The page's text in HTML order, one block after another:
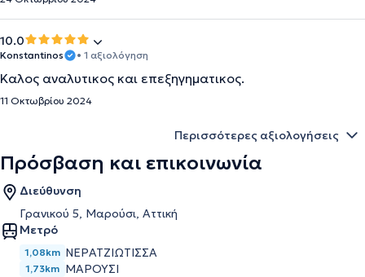
10.0
Konstantinos • 1 αξιολόγηση
Καλος αναλυτικος και επεξηγηματικος.
11 Οκτωβρίου 2024
Περισσότερες αξιολογήσεις
Πρόσβαση και επικοινωνία
Διεύθυνση
Γρανικού 5, Μαρούσι, Αττική
Μετρό
1,08km ΝΕΡΑΤΖΙΩΤΙΣΣΑ
1,73km ΜΑΡΟΥΣΙ